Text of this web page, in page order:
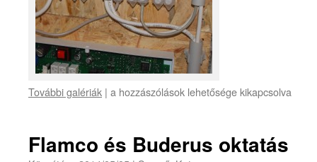
További galériák | a hozzászólások lehetősége kikapcsolva
Flamco és Buderus oktatás